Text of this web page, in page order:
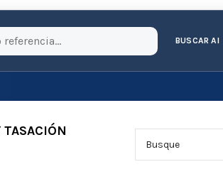
BUSCAR AI
TASACIÓN